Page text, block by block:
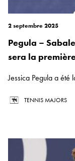
2 septembre 2025
Pegula –
sera la
Jessica Pegula a
TENNIS MAJORS